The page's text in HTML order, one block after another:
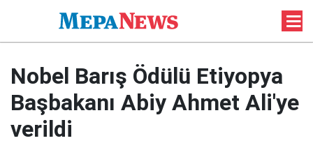
Nobel Barış Ödülü Etiyopya
Başbakanı Abiy Ahmet Ali'ye
verildi